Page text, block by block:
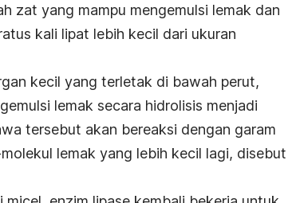
zat yang mampu mengemulsi lemak dan
kali lipat lebih kecil dari ukuran
kecil yang terletak di bawah perut,
lemak secara hidrolisis menjadi
tersebut akan bereaksi dengan garam
lemak yang lebih kecil lagi, disebut